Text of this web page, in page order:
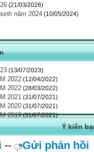
(21/03/2026)
năm 2024 (10/05/2024)
(13/07/2023)
2022 (12/04/2022)
2022 (28/03/2022)
2021 (31/07/2021)
2020 (31/07/2021)
2019 (31/07/2021)
Ý kiến
--
Gửi phản hồi